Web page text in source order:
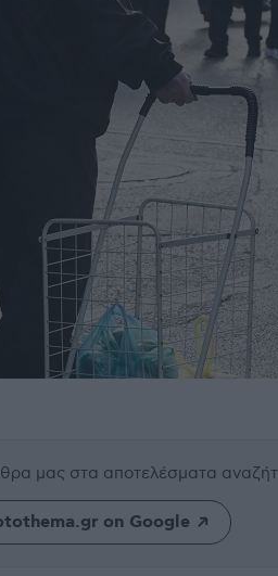
μας στα αποτελέσματα
on Google